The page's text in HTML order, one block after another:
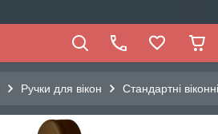
Ручки для вікон Стандартні